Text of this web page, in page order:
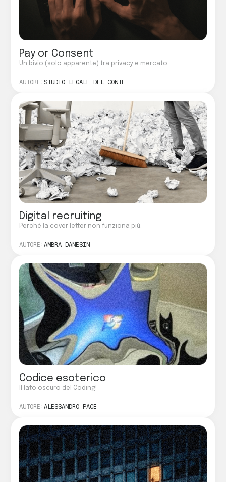
Pay or Consent
Un bivio (solo apparente) tra privacy e mercato
AUTORE: STUDIO LEGALE DEL CONTE
Digital recruiting
Perchè la cover letter non funziona più.
AUTORE:AMBRA DANESIN
Codice esoterico
Il lato oscuro del Coding!
AUTORE:ALESSANDRO PACE